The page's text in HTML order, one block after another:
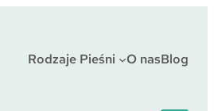
Rodzaje Pieśni O nasBlog